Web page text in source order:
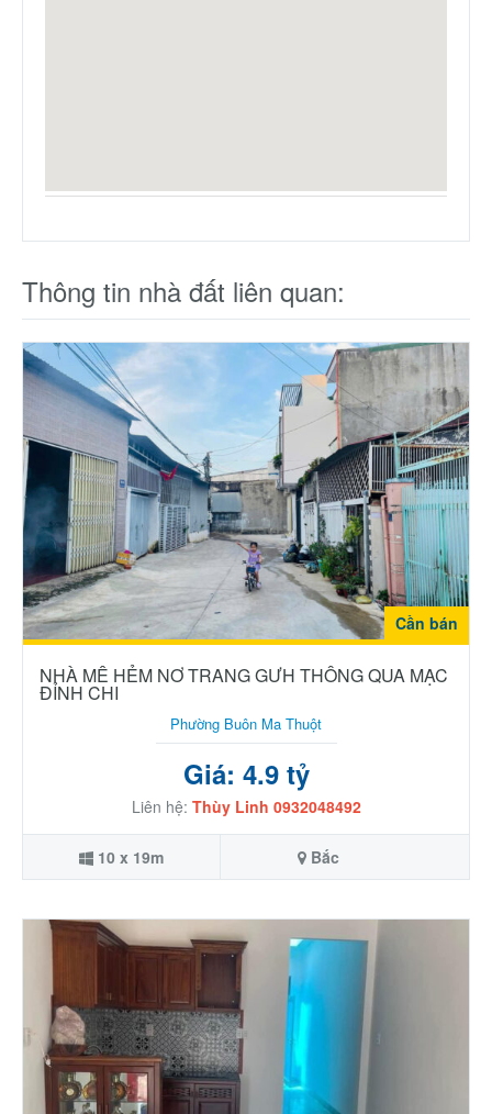
Thông tin nhà đất liên quan:
Cần bán
NHÀ MÊ HẺM NƠ TRANG GƯH THÔNG QUA MẠC
ĐỈNH CHI
Phường Buôn Ma Thuột
Giá: 4.9 tỷ
Liên hệ: Thùy Linh 0932048492
10 x 19m Bắc